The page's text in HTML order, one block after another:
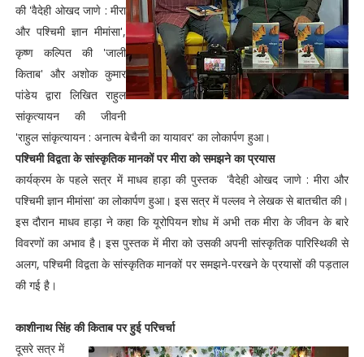
की 'वैदेही ओखद जाणे : मीरा
और पश्चिमी ज्ञान मीमांसा',
कृष्ण कल्पित की 'जाली
किताब' और अशोक कुमार
पांडेय द्वारा लिखित राहुल
सांकृत्यायन की जीवनी
'राहुल सांकृत्यायन : अनात्म बेचैनी का यायावर' का लोकार्पण हुआ।
पश्चिमी विद्वता के सांस्कृतिक मानकों पर मीरा को समझने का प्रयास
कार्यक्रम के पहले सत्र में माधव हाड़ा की पुस्तक 'वैदेही ओखद जाणे : मीरा और
पश्चिमी ज्ञान मीमांसा' का लोकार्पण हुआ। इस सत्र में पल्लव ने लेखक से बातचीत की।
इस दौरान माधव हाड़ा ने कहा कि यूरोपियन शोध में अभी तक मीरा के जीवन के बारे
विवरणों का अभाव है। इस पुस्तक में मीरा को उसकी अपनी सांस्कृतिक पारिस्थिकी से
अलग, पश्चिमी विद्वता के सांस्कृतिक मानकों पर समझने-परखने के प्रयासों की पड़ताल
की गई है़।
काशीनाथ सिंह की किताब पर हुई परिचर्चा
दूसरे सत्र में